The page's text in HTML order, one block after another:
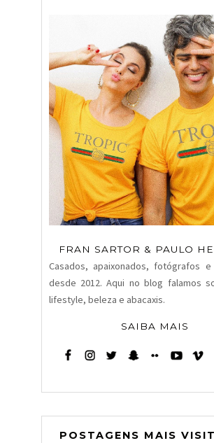
FRAN SARTOR & PAULO
Casados, apaixonados, fotógrafos
desde 2012. Aqui no blog falamos
lifestyle, beleza e abacaxis.
SAIBA MAIS
POSTAGENS MAIS